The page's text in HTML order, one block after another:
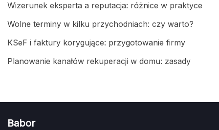
Wizerunek eksperta a reputacja: różnice w praktyce
Wolne terminy w kilku przychodniach: czy warto?
KSeF i faktury korygujące: przygotowanie firmy
Planowanie kanałów rekuperacji w domu: zasady
Babor